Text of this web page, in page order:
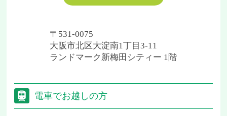
〒531-0075
大阪市北区大淀南1丁目3-11
ランドマーク新梅田シティー 1階
電車でお越しの方